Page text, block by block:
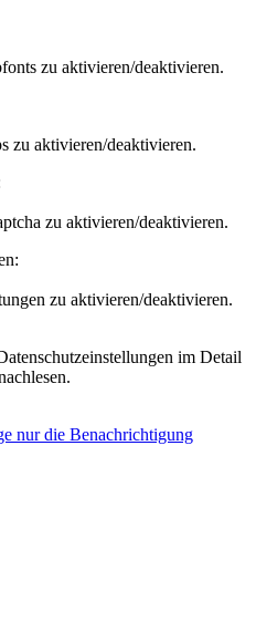
zu aktivieren/deaktivieren.
zu aktivieren/deaktivieren.
zu aktivieren/deaktivieren.
zu aktivieren/deaktivieren.
im Detail
nur die Benachrichtigung